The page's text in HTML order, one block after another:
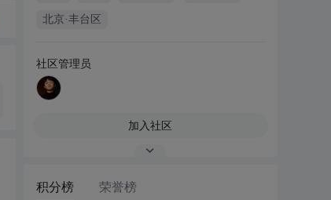
北京·丰台区
社区管理员
加入社区
积分榜 荣誉榜